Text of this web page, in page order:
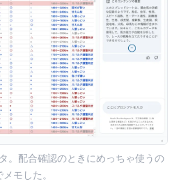
。配合確認のときにめっちゃ使うの
メモした。